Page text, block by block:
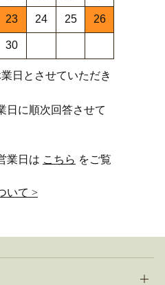
23 24 25 26
30
日とさせていただき
日に順次回答させて
業日は こちら をご覧
いて >